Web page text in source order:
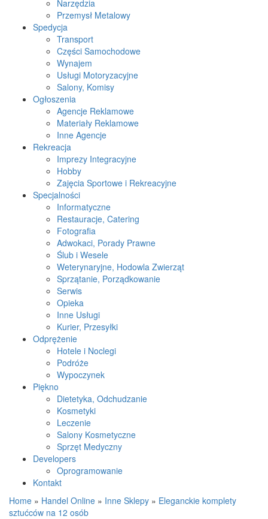
Narzędzia
Przemysł Metalowy
Spedycja
Transport
Części Samochodowe
Wynajem
Usługi Motoryzacyjne
Salony, Komisy
Ogłoszenia
Agencje Reklamowe
Materiały Reklamowe
Inne Agencje
Rekreacja
Imprezy Integracyjne
Hobby
Zajęcia Sportowe i Rekreacyjne
Specjalności
Informatyczne
Restauracje, Catering
Fotografia
Adwokaci, Porady Prawne
Ślub i Wesele
Weterynaryjne, Hodowla Zwierząt
Sprzątanie, Porządkowanie
Serwis
Opieka
Inne Usługi
Kurier, Przesyłki
Odprężenie
Hotele i Noclegi
Podróże
Wypoczynek
Piękno
Dietetyka, Odchudzanie
Kosmetyki
Leczenie
Salony Kosmetyczne
Sprzęt Medyczny
Developers
Oprogramowanie
Kontakt
Home » Handel Online » Inne Sklepy » Eleganckie komplety
sztućców na 12 osób